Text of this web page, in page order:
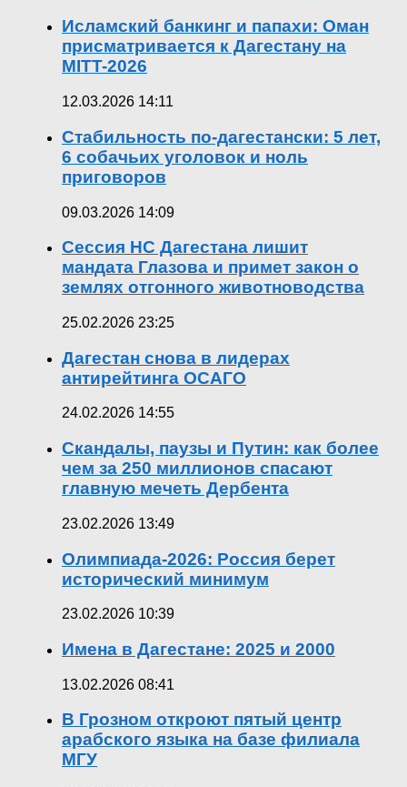
Исламский банкинг и папахи: Оман
присматривается к Дагестану на
MITT-2026
12.03.2026 14:11
Стабильность по-дагестански: 5 лет,
6 собачьих уголовок и ноль
приговоров
09.03.2026 14:09
Сессия НС Дагестана лишит
мандата Глазова и примет закон о
землях отгонного животноводства
25.02.2026 23:25
Дагестан снова в лидерах
антирейтинга ОСАГО
24.02.2026 14:55
Скандалы, паузы и Путин: как более
чем за 250 миллионов спасают
главную мечеть Дербента
23.02.2026 13:49
Олимпиада-2026: Россия берет
исторический минимум
23.02.2026 10:39
Имена в Дагестане: 2025 и 2000
13.02.2026 08:41
В Грозном откроют пятый центр
арабского языка на базе филиала
МГУ